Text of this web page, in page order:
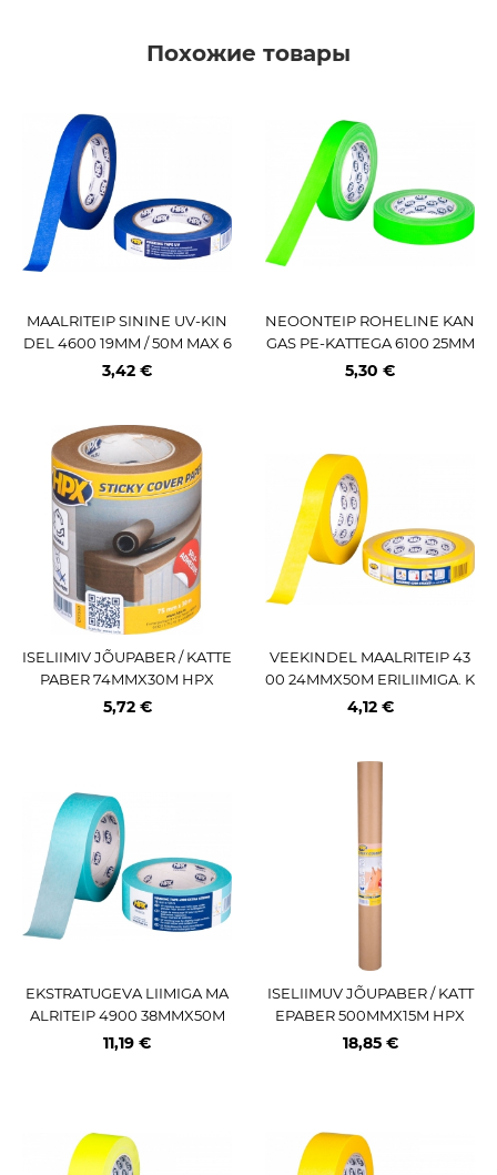
Похожие товары
MAALRITEIP SININE UV-KIN
DEL 4600 19MM / 50M MAX 6
0C* HPX
3,42 €
NEOONTEIP ROHELINE KAN
GAS PE-KATTEGA 6100 25MM
X25M HPX
5,30 €
ISELIIMIV JÕUPABER / KATTE
PABER 74MMX30M HPX
5,72 €
VEEKINDEL MAALRITEIP 43
00 24MMX50M ERILIIMIGA. K
OLLANE HPX
4,12 €
EKSTRATUGEVA LIIMIGA MA
ALRITEIP 4900 38MMX50M
HELESININE HPX
11,19 €
ISELIIMUV JÕUPABER / KATT
EPABER 500MMX15M HPX
18,85 €